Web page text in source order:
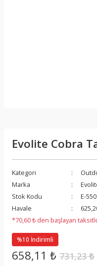
Evolite Cobra
Kategori
Marka
Stok Kodu
E-
Havale
*70,60 ₺ den başlayan
%10 İndirimli
658,11 ₺ 731,23 ₺